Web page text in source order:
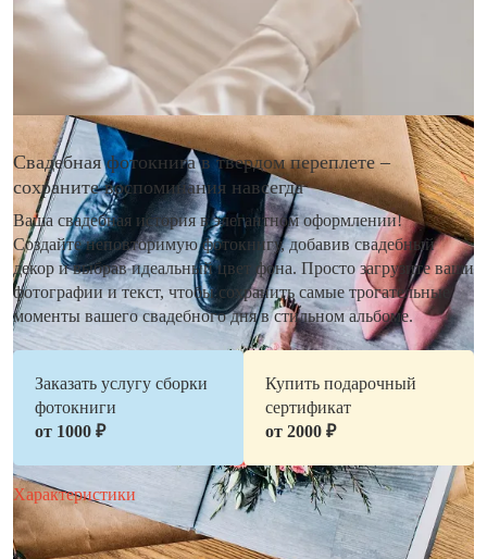
Свадебная фотокнига в твердом переплете –
сохраните воспоминания навсегда
Ваша свадебная история в элегантном оформлении!
Создайте неповторимую фотокнигу, добавив свадебный
декор и выбрав идеальный цвет фона. Просто загрузите ваши
фотографии и текст, чтобы сохранить самые трогательные
моменты вашего свадебного дня в стильном альбоме.
Заказать услугу сборки
фотокниги
от 1000 ₽
Купить подарочный
сертификат
от 2000 ₽
Характеристики